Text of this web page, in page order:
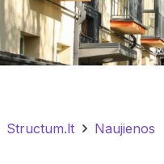
Structum.lt Naujienos